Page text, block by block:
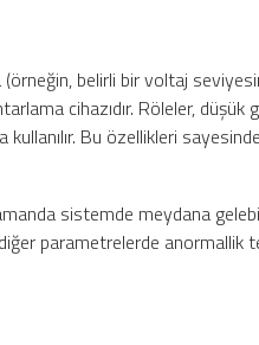
(örneğin, belirli bir voltaj
cihazıdır. Röleler, düşük
Bu özellikleri
sistemde meydana
diğer parametrelerde anormallik